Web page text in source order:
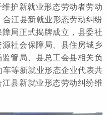
护新就业形态劳动者劳动
江县新就业形态劳动纠纷
局正式揭牌成立，县委社
社会保障局、县住房城乡
管局、县总工会县相关负
等新就业形态企业代表共
县新就业形态劳动纠纷维